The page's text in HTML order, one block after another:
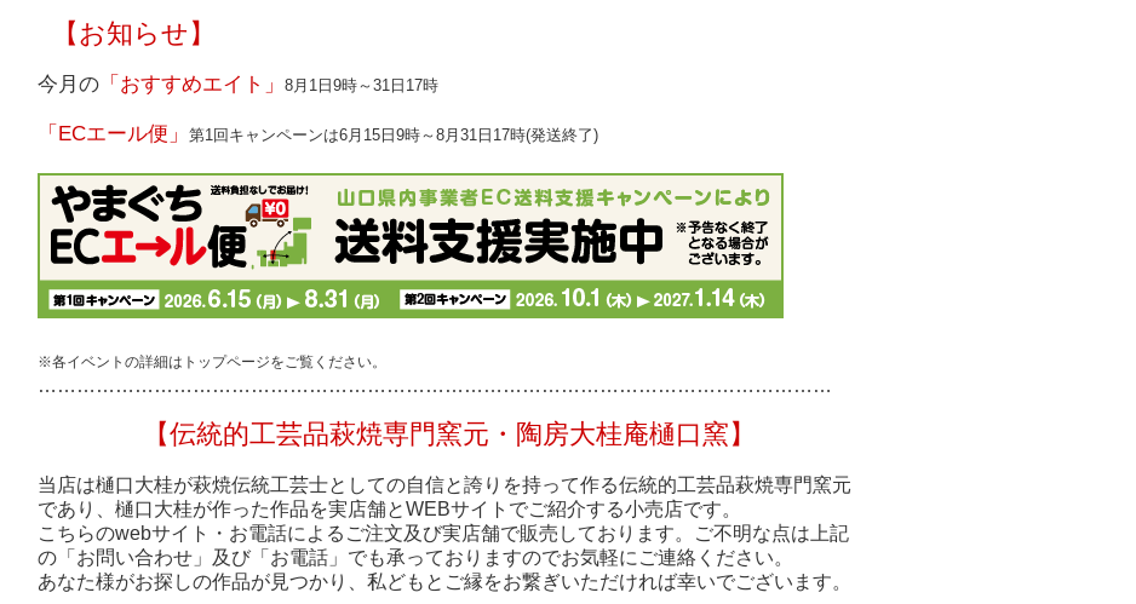
【お知らせ】
今月の 「おすすめエイト」 8月1日9時～31日17時
「ECエール便」 第1回キャンペーンは6月15日9時～8月31日17時(発送終了)
※各イベントの詳細はトップページをご覧ください。
……………………………………………………………………………………… …………… ………
【伝統的工芸品萩焼専門窯元・陶房大桂庵樋口窯】
当店は樋口大桂が萩焼伝統工芸士としての自信と誇りを持って作る伝統的工芸品萩焼専門窯元
であり、樋口大桂が作った作品を実店舗とWEBサイトでご紹介する小売店です。
こちらのwebサイト・お電話によるご注文及び実店舗で販売しております。ご不明な点は上記
の「お問い合わせ」及び「お電話」でも承っておりますのでお気軽にご連絡ください。
あなた様がお探しの作品が見つかり、私どもとご縁をお繋ぎいただければ幸いでございます。